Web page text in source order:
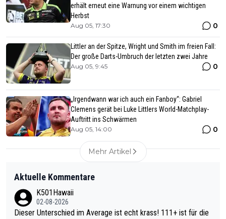
erhält erneut eine Warnung vor einem wichtigen
Herbst
Aug 05, 17:30 0
Littler an der Spitze, Wright und Smith im freien Fall:
Der große Darts-Umbruch der letzten zwei Jahre
Aug 05, 9:45 0
„Irgendwann war ich auch ein Fanboy“: Gabriel
Clemens gerät bei Luke Littlers World-Matchplay-
Auftritt ins Schwärmen
Aug 05, 14:00 0
Mehr Artikel
Aktuelle Kommentare
K501Hawaii
02-08-2026
Dieser Unterschied im Average ist echt krass! 111+ ist für die